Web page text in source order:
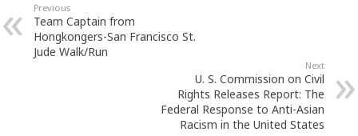
Previous
Team Captain from
Hongkongers-San Francisco St.
Jude Walk/Run
Next
U. S. Commission on Civil
Rights Releases Report: The
Federal Response to Anti-Asian
Racism in the United States